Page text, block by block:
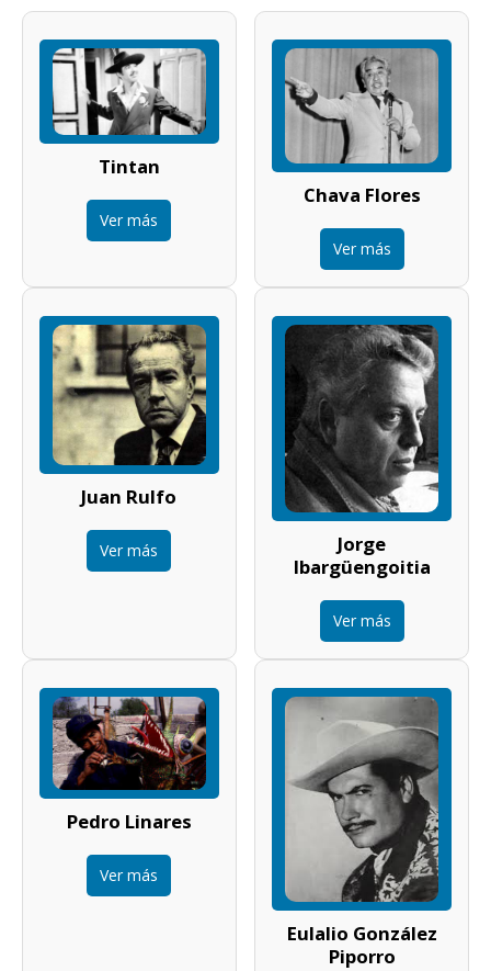
Tintan
Ver más
Chava Flores
Ver más
Juan Rulfo
Ver más
Jorge
Ibargüengoitia
Ver más
Pedro Linares
Ver más
Eulalio González
Piporro